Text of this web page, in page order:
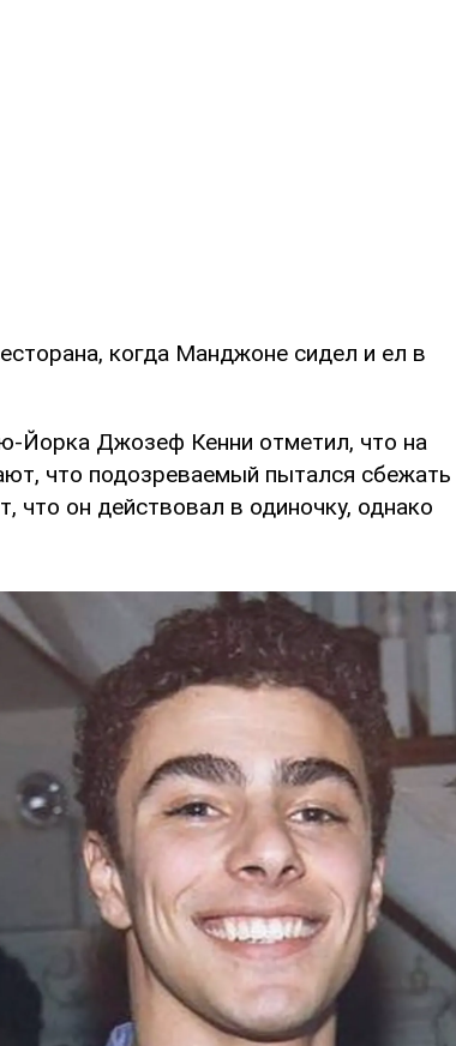
когда Манджоне сидел и ел в
Йорка Джозеф Кенни отметил, что на
что подозреваемый пытался сбежать
что он действовал в одиночку, однако